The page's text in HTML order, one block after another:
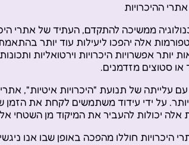
ההיכרויות
ממשיכה להתקדם, העתיד של אתרי
אלה יהפכו ליעילות עוד יותר
יותר אפשרויות היכרויות וירטואליות
או סטוצים מזדמנים.
עלייתה של תנועת "היכרויות איטיות",
יותר. על ידי עידוד משתמשים לקחת את
אלה יכולות להעביר את המיקוד מן השטחי
היכרויות חוללו מהפכה באופן שבו אנו